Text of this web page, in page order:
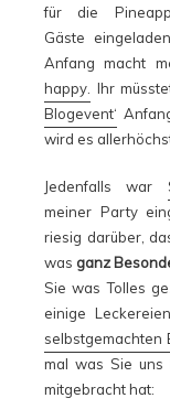
für die
Gäste
Anfang macht
happy. Ihr
Blogevent‘
wird es
Jedenfalls war
meiner Party
riesig darüber,
was ganz
Sie was Tolles
einige
selbstgemachten
mal was Sie uns
mitgebracht hat: